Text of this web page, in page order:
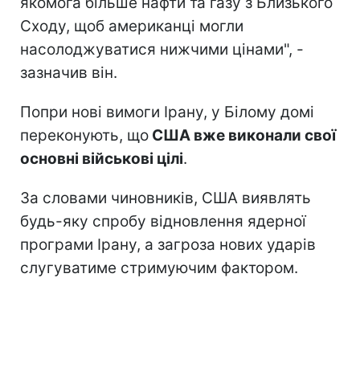
Сходу, щоб американці могли
насолоджуватися нижчими цінами", -
зазначив він.
Попри нові вимоги Ірану, у Білому домі
переконують, що США вже виконали свої
основні військові цілі.
За словами чиновників, США виявлять
будь-яку спробу відновлення ядерної
програми Ірану, а загроза нових ударів
слугуватиме стримуючим фактором.